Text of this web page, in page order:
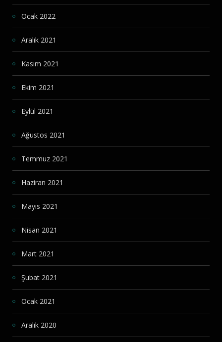
Ocak 2022
Aralık 2021
Kasım 2021
Ekim 2021
Eylül 2021
Ağustos 2021
Temmuz 2021
Haziran 2021
Mayıs 2021
Nisan 2021
Mart 2021
Şubat 2021
Ocak 2021
Aralık 2020